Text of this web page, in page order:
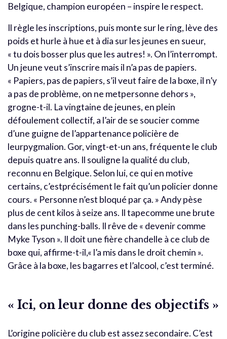
Belgique, champion européen – inspire le respect.
Il règle les inscriptions, puis monte sur le ring, lève des
poids et hurle à hue et à dia sur les jeunes en sueur,
« tu dois bosser plus que les autres! ». On l’interrompt.
Un jeune veut s’inscrire mais il n’a pas de papiers.
« Papiers, pas de papiers, s’il veut faire de la boxe, il n’y
a pas de problème, on ne metpersonne dehors »,
grogne-t-il. La vingtaine de jeunes, en plein
défoulement collectif, a l’air de se soucier comme
d’une guigne de l’appartenance policière de
leurpygmalion. Gor, vingt-et-un ans, fréquente le club
depuis quatre ans. Il souligne la qualité du club,
reconnu en Belgique. Selon lui, ce qui en motive
certains, c’estprécisément le fait qu’un policier donne
cours. « Personne n’est bloqué par ça. » Andy pèse
plus de cent kilos à seize ans. Il tapecomme une brute
dans les punching-balls. Il rêve de « devenir comme
Myke Tyson ». Il doit une fière chandelle à ce club de
boxe qui, affirme-t-il,« l’a mis dans le droit chemin ».
Grâce à la boxe, les bagarres et l’alcool, c’est terminé.
« Ici, on leur donne des objectifs »
L’origine policière du club est assez secondaire. C’est